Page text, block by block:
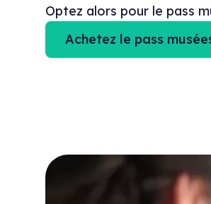
Optez alors pour le pass
Achetez le pass